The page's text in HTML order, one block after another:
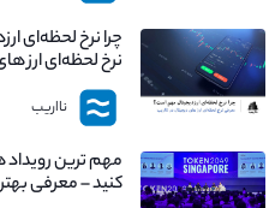
چرا نرخ لحظه‌ای
نرخ لحظه‌ای ارز
نااریب
کنید – معرفی